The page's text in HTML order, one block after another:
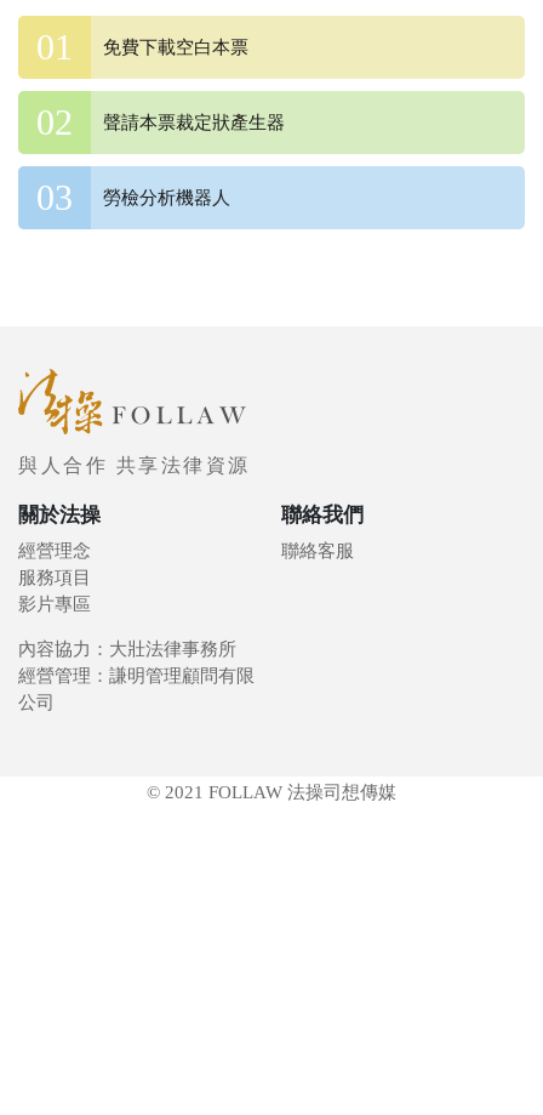
免費下載空白本票
聲請本票裁定狀產生器
勞檢分析機器人
與人合作 共享法律資源
關於法操
經營理念
服務項目
影片專區
聯絡我們
聯絡客服
內容協力：大壯法律事務所
經營管理：謙明管理顧問有限
公司
© 2021 FOLLAW 法操司想傳媒